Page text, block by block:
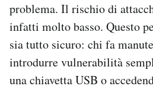
problema. Il rischio di
infatti molto basso. Questo
sia tutto sicuro: chi fa
introdurre vulnerabilità
una chiavetta USB o